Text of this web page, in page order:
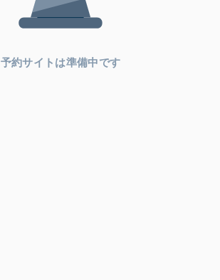
予約サイトは準備中です